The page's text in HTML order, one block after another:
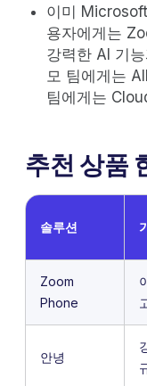
이미
용자에게는
강력한 AI 기
모 팀에게는
팀에게는
추천 상품
솔루션
Zoom
Phone
안녕